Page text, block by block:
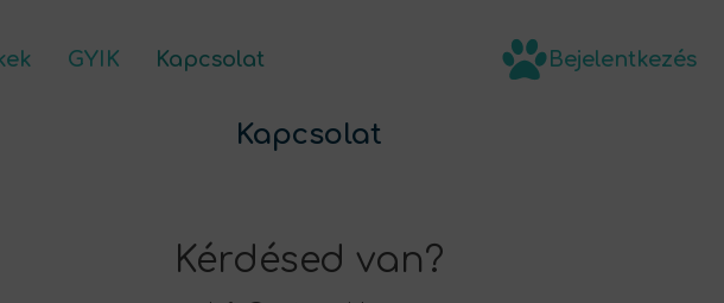
GYIK Kapcsolat Bejelentkezés
Kapcsolat
Kérdésed van?